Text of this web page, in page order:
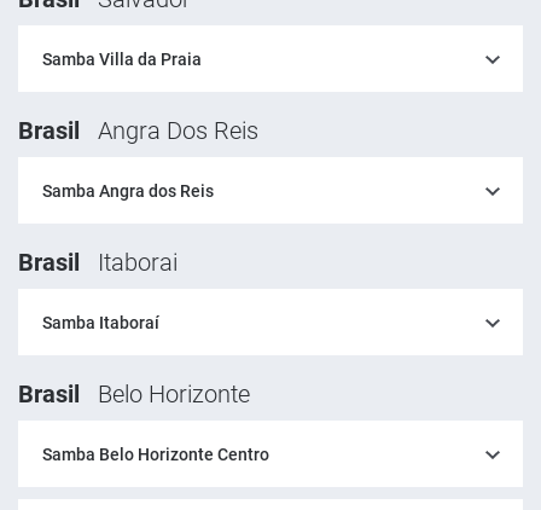
Samba Villa da Praia
Brasil Angra Dos Reis
Samba Angra dos Reis
Brasil Itaborai
Samba Itaboraí
Brasil Belo Horizonte
Samba Belo Horizonte Centro